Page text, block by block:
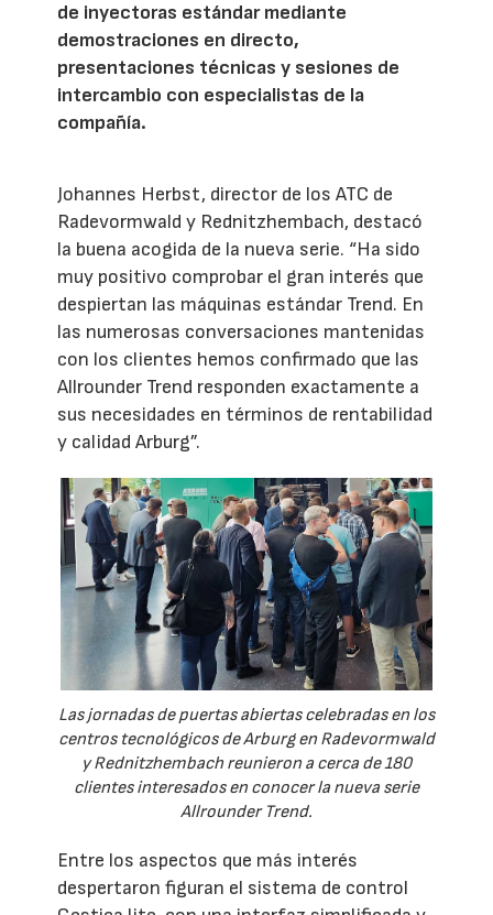
de inyectoras estándar mediante
demostraciones en directo,
presentaciones técnicas y sesiones de
intercambio con especialistas de la
compañía.
Johannes Herbst, director de los ATC de
Radevormwald y Rednitzhembach, destacó
la buena acogida de la nueva serie. “Ha sido
muy positivo comprobar el gran interés que
despiertan las máquinas estándar Trend. En
las numerosas conversaciones mantenidas
con los clientes hemos confirmado que las
Allrounder Trend responden exactamente a
sus necesidades en términos de rentabilidad
y calidad Arburg”.
Las jornadas de puertas abiertas celebradas en los
centros tecnológicos de Arburg en Radevormwald
y Rednitzhembach reunieron a cerca de 180
clientes interesados en conocer la nueva serie
Allrounder Trend.
Entre los aspectos que más interés
despertaron figuran el sistema de control